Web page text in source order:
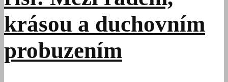
krásou a duchovním
probuzením